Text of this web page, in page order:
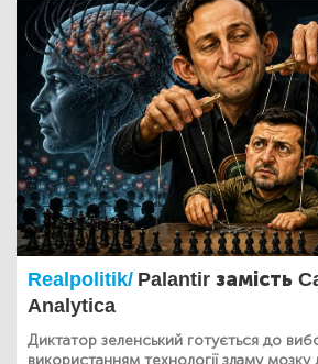
Realpolitik/ Palantir замість
Analytica
Диктатор зеленський готується до
використанням технології зламу